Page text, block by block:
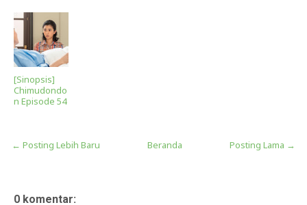
[Sinopsis]
Chimudondo
n Episode 54
← Posting Lebih Baru Posting Lama →
Beranda
0 komentar: